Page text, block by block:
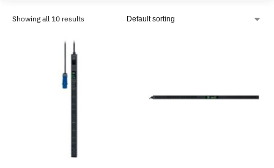
Showing all 10 results